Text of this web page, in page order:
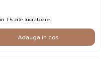
1-5 zile lucratoare.
Adauga in cos